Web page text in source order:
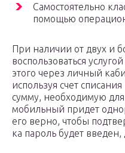
Самостоятельно
помощью
При наличии от двух и
воспользоваться
этого через личный
используя счет
сумму, необходимую
мобильный придет
его верно, чтобы
ка пароль будет введен,